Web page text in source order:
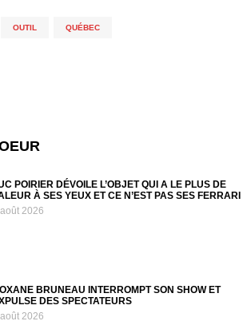
OUTIL QUÉBEC
POIRIER DÉVOILE L’OBJET QUI A LE PLUS DE
À SES YEUX ET CE N’EST PAS SES FERRARI
2026
BRUNEAU INTERROMPT SON SHOW ET
DES SPECTATEURS
2026